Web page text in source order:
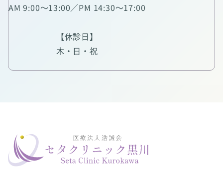
AM 9:00～13:00／PM 14:30～17:00
【休診日】
木・日・祝